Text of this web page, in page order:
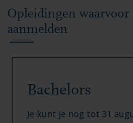
Opleidingen
aanmelden
Bachelors
Je kunt je nog tot 31